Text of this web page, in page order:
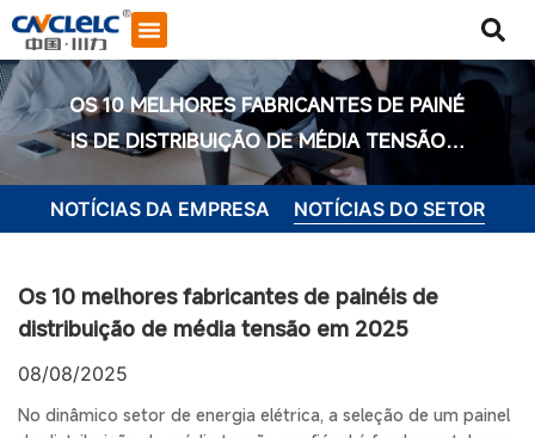
OS 10 MELHORES FABRICANTES DE PAINÉ
IS DE DISTRIBUIÇÃO DE MÉDIA TENSÃO E
M 2025
NOTÍCIAS DA EMPRESA NOTÍCIAS DO SETOR
Os 10 melhores fabricantes de painéis de
distribuição de média tensão em 2025
08/08/2025
No dinâmico setor de energia elétrica, a seleção de um painel